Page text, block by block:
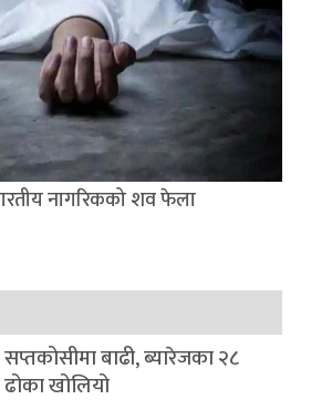
नागरिकको शव फेला
सप्तकोसीमा बाढी, ब्यारेजका २८
ढोका खोलियो